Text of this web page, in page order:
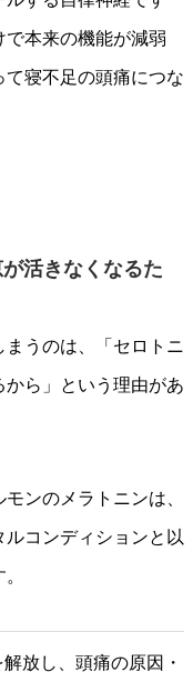
本来の機能が減弱
寝不足の頭痛につな
活きなくなるた
うのは、「セロトニ
ら」という理由があ
ンのメラトニンは、
コンディションと以
解放し、頭痛の原因・